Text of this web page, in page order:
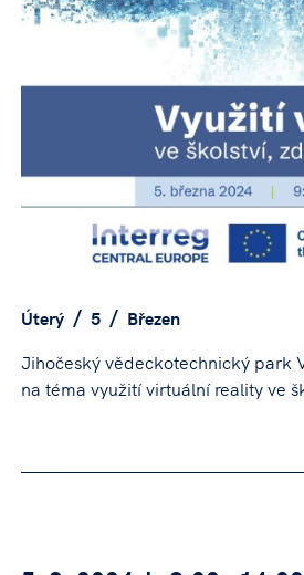
Úterý 5
Březen
Jihočeský vědeckotechnický park
na téma využití virtuální reality ve